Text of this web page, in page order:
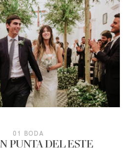
para fotógrafos
contacto
01 BODA
PUNTA DEL ESTE